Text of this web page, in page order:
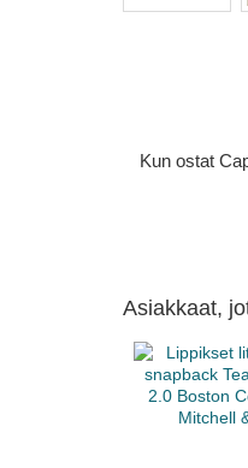
Kun ostat
Asiakkaat,